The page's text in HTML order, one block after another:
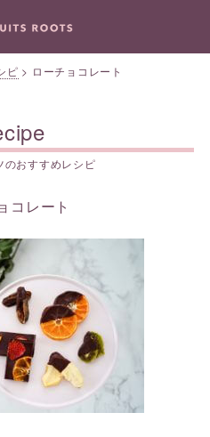
ピ > ローチョコレート
のおすすめレシピ
コレート